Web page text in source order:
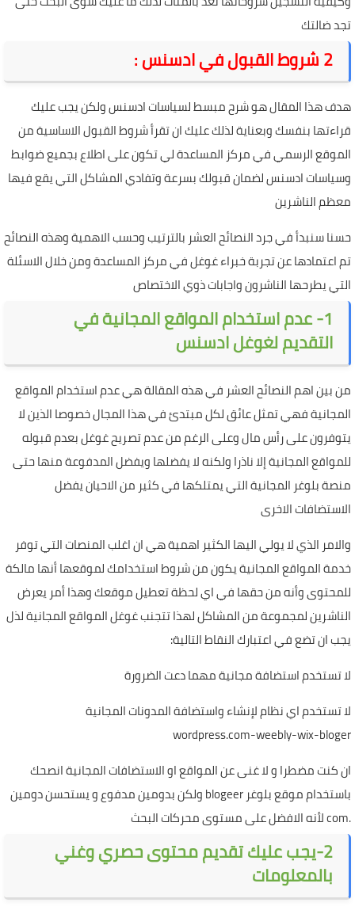
تجد ضالتك
2 شروط القبول في ادسنس :
هدف هذا المقال هو شرح مبسط لسياسات ادسنس ولكن يجب عليك
قراءتها بنفسك وبعناية لذلك عليك ان تقرأ شروط القبول الاساسية من
الموقع الرسمي في مركز المساعدة لي تكون على اطلاع بجميع ضوابط
وسياسات ادسنس لضمان قبولك بسرعة وتفادي المشاكل التي يقع فيها
معظم الناشرين
حسنا سنبدأ في جرد النصائح العشر بالترتيب وحسب الاهمية وهذه النصائح
تم اعتمادها عن تجربة خبراء غوغل في مركز المساعدة ومن خلال الاسئلة
التي يطرحها الناشرون واجابات ذوي الاختصاص
1- عدم استخدام المواقع المجانية في
التقديم لغوغل ادسنس
من بين اهم النصائح العشر في هذه المقالة هي عدم استخدام المواقع
المجانية فهي تمثل عائق لكل مبتدئ في هذا المجال خصوصا الذين لا
يتوفرون على رأس مال وعلى الرغم من عدم تصريح غوغل بعدم قبوله
للمواقع المجانية إلا ناذرا ولكنه لا يفضلها ويفضل المدفوعة منها حتى
منصة بلوغر المجانية التي يمتلكها في كثير من الاحيان يفضل
الاستضافات الاخرى
والامر الذي لا يولي اليها الكثير اهمية هي ان اغلب المنصات التي توفر
خدمة المواقع المجانية يكون من شروط استخدامك لموقعها أنها مالكة
للمحتوى وأنه من حقها في اي لحظة تعطيل موقعك وهذا أمر يعرض
الناشرين لمجموعة من المشاكل لهذا تتجنب غوغل المواقع المجانية لذل
يجب ان تضع في اعتبارك النقاط التالية:
لا تستخدم استضافة مجانية مهما دعت الضرورة
لا تستخدم اي نظام لإنشاء واستضافة المدونات المجانية
wordpress.com-weebly-wix-bloger
ان كنت مضطرا و لا غنى عن المواقع او الاستضافات المجانية انصحك
باستخدام موقع بلوغر blogeer ولكن بدومين مدفوع و يستحسن دومين
.com لأنه الافضل على مستوى محركات البحث
2-يجب عليك تقديم محتوى حصري وغني
بالمعلومات